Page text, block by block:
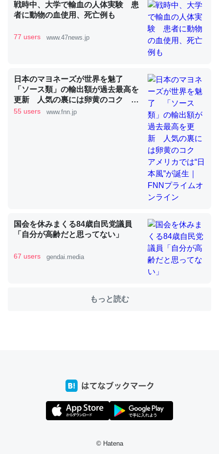
これを元に考えるとカルシウムを大量に使う脊椎動物と貝
─ニュース :: 【研究発表】昆虫学の大問題＝「昆虫はなぜ海にいな
いのか」に関する新仮説
ウチもEchoを実家に置いて４年。でたまに覗いてる。ぼ
ちぼちRingも置こうかと画策中。あと、Googleマップで
位置情報を共有してる。電池残量や充電中かが分かるので
ちょうど同じ理由でEcho Show 8を設定中でした。Prime
り時間を日数にすると1週間とかの人が多いそうだけど、
たいなのでネット環境作ったけどAlexaしか使わないので
回線代ほとんどかからないですよ。参考：
戦時中、大学で輸血の人体実験 患
者に動物の血使用、死亡例も
77 users www.47news.jp
日本のマヨネーズが世界を魅了
「ソース類」の輸出額が過去最高を
更新 人気の裏には卵黄のコク ア
メリカでは“日本風”が誕生｜FNNプ
55 users www.fnn.jp
国会を休みまくる84歳自民党議員
「自分が高齢だと思ってない」
67 users gendai.media
もっと読む
© Hatena